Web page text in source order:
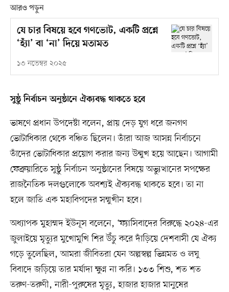
আরও পড়ুন
যে চার বিষয়ে হবে গণভোট, একটি প্রশ্নে
‘হ্যাঁ’ বা ‘না’ দিয়ে মতামত
১৩ নভেম্বর ২০২৫
সুষ্ঠু নির্বাচন অনুষ্ঠানে ঐক্যবদ্ধ থাকতে হবে
ভাষণে প্রধান উপদেষ্টা বলেন, প্রায় দেড় যুগ ধরে জনগণ
ভোটাধিকার থেকে বঞ্চিত ছিলেন। তাঁরা আজ আসন্ন নির্বাচনে
তাঁদের ভোটাধিকার প্রয়োগ করার জন্য উন্মুখ হয়ে আছেন। আগামী
ফেব্রুয়ারিতে সুষ্ঠু নির্বাচন অনুষ্ঠানের বিষয়ে অভ্যুত্থানের সপক্ষের
রাজনৈতিক দলগুলোকে অবশ্যই ঐক্যবদ্ধ থাকতে হবে। তা না
হলে জাতি এক মহাবিপদের সম্মুখীন হবে।
অধ্যাপক মুহাম্মদ ইউনূস বলেনে, ‘ফ্যাসিবাদের বিরুদ্ধে ২০২৪-এর
জুলাইয়ে মৃত্যুর মুখোমুখি শির উঁচু করে দাঁড়িয়ে দেশবাসী যে ঐক্য
গড়ে তুলেছিল, আমরা জীবিতরা যেন অল্পস্বল্প ভিন্নমত ও লঘু
বিবাদে জড়িয়ে তার মর্যাদা ক্ষুণ্ন না করি। ১৩৩ শিশু, শত শত
তরুণ-তরুণী, নারী-পুরুষের মৃত্যু, হাজার হাজার মানুষের